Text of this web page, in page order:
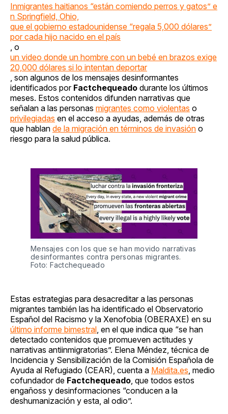
Inmigrantes haitianos “están comiendo perros y gatos” e
n Springfield, Ohio,
que el gobierno estadounidense “regala 5,000 dólares”
por cada hijo nacido en el país
, o
un video donde un hombre con un bebé en brazos exige
20,000 dólares si lo intentan deportar
, son algunos de los mensajes desinformantes
identificados por Factchequeado durante los últimos
meses. Estos contenidos difunden narrativas que
señalan a las personas migrantes como violentas o
privilegiadas en el acceso a ayudas, además de otras
que hablan de la migración en términos de invasión o
riesgo para la salud pública.
Mensajes con los que se han movido narrativas
desinformantes contra personas migrantes.
Foto: Factchequeado
Estas estrategias para desacreditar a las personas
migrantes también las ha identificado el Observatorio
Español del Racismo y la Xenofobia (OBERAXE) en su
último informe bimestral , en el que indica que “se han
detectado contenidos que promueven actitudes y
narrativas antiinmigratorias”. Elena Méndez, técnica de
Incidencia y Sensibilización de la Comisión Española de
Ayuda al Refugiado (CEAR), cuenta a Maldita.es , medio
cofundador de Factchequeado , que todos estos
engañoss y desinformaciones “conducen a la
deshumanización y esta, al odio”.